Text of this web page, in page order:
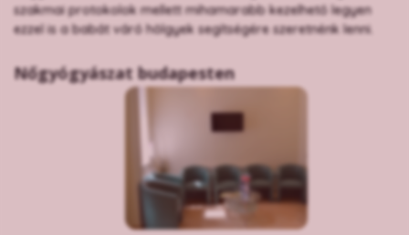
szakmai protokolok mellett mihamarabb kezelhető legyen
ezzel is a babát váró hölgyek segítségére szeretnénk lenni.
Nőgyógyászat budapesten